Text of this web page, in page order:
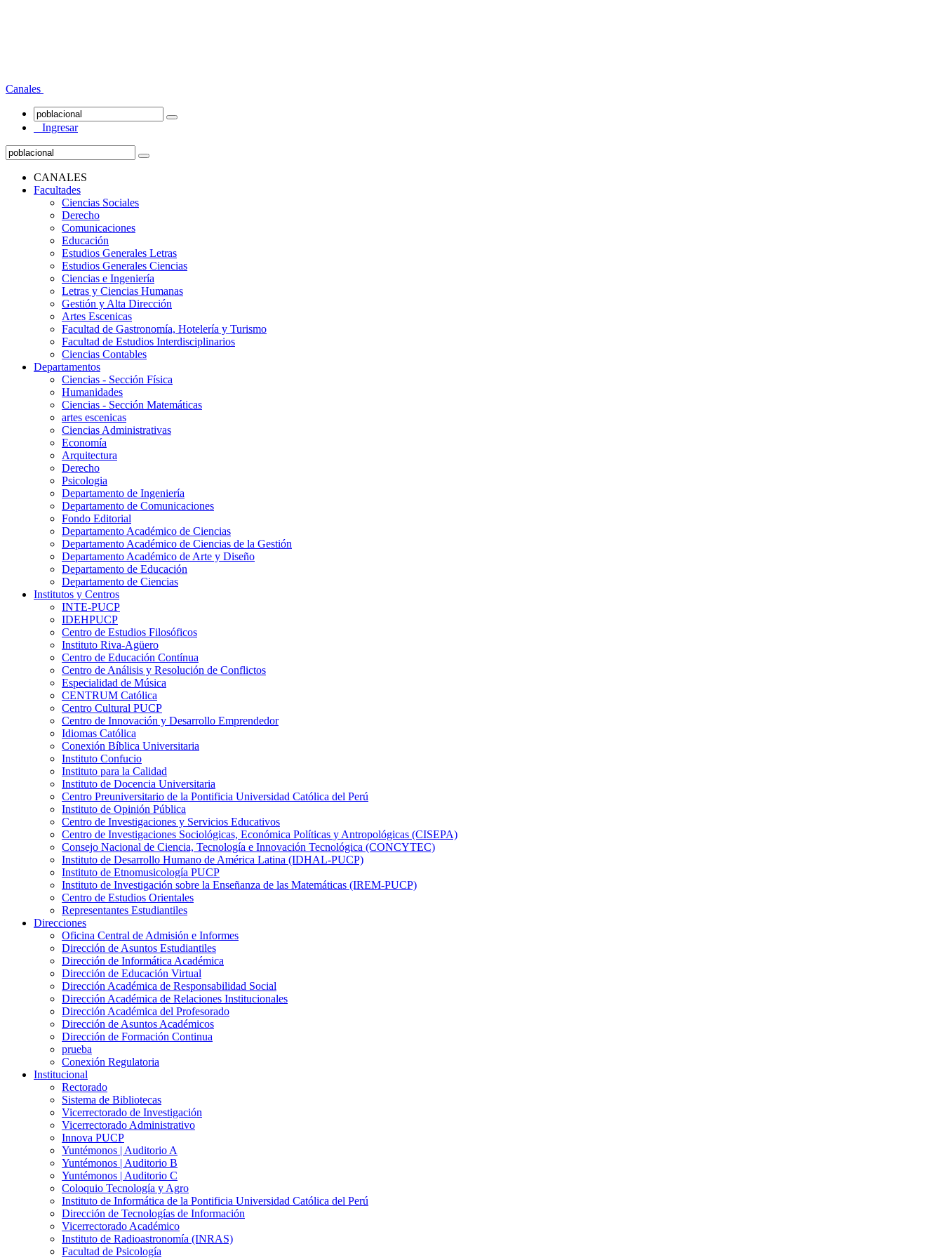
Canales
Ingresar
CANALES
Facultades
Ciencias Sociales
Derecho
Comunicaciones
Educación
Estudios Generales Letras
Estudios Generales Ciencias
Ciencias e Ingeniería
Letras y Ciencias Humanas
Gestión y Alta Dirección
Artes Escenicas
Facultad de Gastronomía, Hotelería y Turismo
Facultad de Estudios Interdisciplinarios
Ciencias Contables
Departamentos
Ciencias - Sección Física
Humanidades
Ciencias - Sección Matemáticas
artes escenicas
Ciencias Administrativas
Economía
Arquitectura
Derecho
Psicologia
Departamento de Ingeniería
Departamento de Comunicaciones
Fondo Editorial
Departamento Académico de Ciencias
Departamento Académico de Ciencias de la Gestión
Departamento Académico de Arte y Diseño
Departamento de Educación
Departamento de Ciencias
Institutos y Centros
INTE-PUCP
IDEHPUCP
Centro de Estudios Filosóficos
Instituto Riva-Agüero
Centro de Educación Contínua
Centro de Análisis y Resolución de Conflictos
Especialidad de Música
CENTRUM Católica
Centro Cultural PUCP
Centro de Innovación y Desarrollo Emprendedor
Idiomas Católica
Conexión Bíblica Universitaria
Instituto Confucio
Instituto para la Calidad
Instituto de Docencia Universitaria
Centro Preuniversitario de la Pontificia Universidad Católica del Perú
Instituto de Opinión Pública
Centro de Investigaciones y Servicios Educativos
Centro de Investigaciones Sociológicas, Económica Políticas y Antropológicas (CISEPA)
Consejo Nacional de Ciencia, Tecnología e Innovación Tecnológica (CONCYTEC)
Instituto de Desarrollo Humano de América Latina (IDHAL-PUCP)
Instituto de Etnomusicología PUCP
Instituto de Investigación sobre la Enseñanza de las Matemáticas (IREM-PUCP)
Centro de Estudios Orientales
Representantes Estudiantiles
Direcciones
Oficina Central de Admisión e Informes
Dirección de Asuntos Estudiantiles
Dirección de Informática Académica
Dirección de Educación Virtual
Dirección Académica de Responsabilidad Social
Dirección Académica de Relaciones Institucionales
Dirección Académica del Profesorado
Dirección de Asuntos Académicos
Dirección de Formación Continua
prueba
Conexión Regulatoria
Institucional
Rectorado
Sistema de Bibliotecas
Vicerrectorado de Investigación
Vicerrectorado Administrativo
Innova PUCP
Yuntémonos | Auditorio A
Yuntémonos | Auditorio B
Yuntémonos | Auditorio C
Coloquio Tecnología y Agro
Instituto de Informática de la Pontificia Universidad Católica del Perú
Dirección de Tecnologías de Información
Vicerrectorado Académico
Instituto de Radioastronomía (INRAS)
Facultad de Psicología